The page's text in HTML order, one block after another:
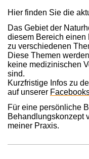
Hier finden Sie die
Das Gebiet der
diesem Bereich einen
zu verschiedenen
Diese Themen
keine medizinischen
sind.
Kurzfristige Infos zu
auf unserer
Für eine persönliche
Behandlungskonzept
meiner Praxis.